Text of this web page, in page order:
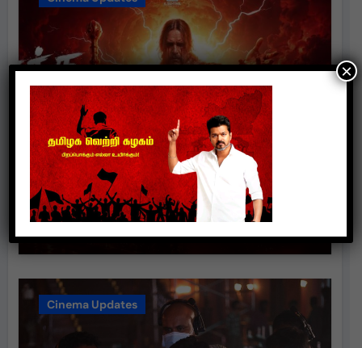
சாம் சி எஸ் இசையில் மிரட்டும்
“ரத்தத்த தா” – டிமான்டி காலனி 3
முதல் பாடல் ரசிகர்களை கவர்ந்து
வருகிறது!
suresh Aug 3, 2026
Cinema Updates
×